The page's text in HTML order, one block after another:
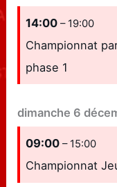
14:00– 19:00
Championnat
phase 1
dimanche 6
09:00– 15:00
Championnat